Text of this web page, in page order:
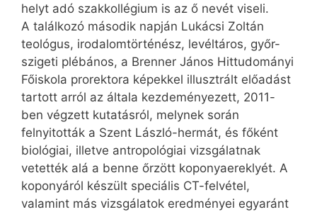
helyt adó szakkollégium is az ő nevét viseli.
A találkozó második napján Lu­kácsi Zoltán
teológus, irodalomtörténész, levéltáros, győr-
szigeti plébános, a Brenner János Hittudományi
Főiskola prorektora képekkel illusztrált előadást
tartott arról az általa kezdeményezett, 2011-
ben végzett kutatásról, melynek során
felnyitották a Szent László-hermát, és főként
biológiai, illetve antropológiai vizsgálatnak
vetették alá a benne őrzött koponyaereklyét. A
koponyáról készült speciális CT-felvétel,
valamint más vizsgálatok eredményei egyaránt